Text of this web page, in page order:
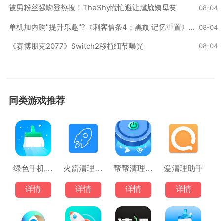
被男粉丝强吻登热搜！TheShy慌忙避让尴尬姨母笑 08-04
单机加内购"提升乐趣"?《刺客信条4：黑旗 记忆重置》被冲 08-04
《赛博朋克2077》Switch2移植细节曝光 08-04
同类游戏推荐
绿色手机管家
详情
火箭清理大师
详情
帮帮清理助手
详情
爱清理助手
详情